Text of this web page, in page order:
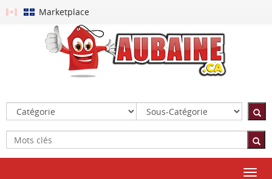
Marketplace
Toggle